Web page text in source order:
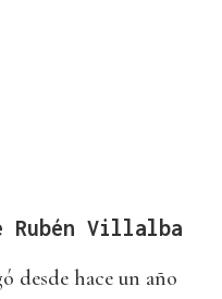
Rubén Villalba
desde hace un año